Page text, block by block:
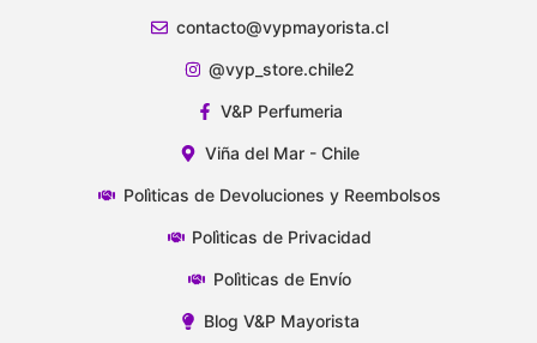
contacto@vypmayorista.cl
@vyp_store.chile2
V&P Perfumeria
Viña del Mar - Chile
Polìticas de Devoluciones y Reembolsos
Polìticas de Privacidad
Polìticas de Envío
Blog V&P Mayorista